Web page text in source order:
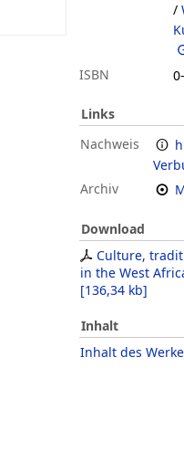
/
ISBN
Links
Nachweis
Archiv
Download
Culture,
in the West
[136,34 kb]
Inhalt
Inhalt des